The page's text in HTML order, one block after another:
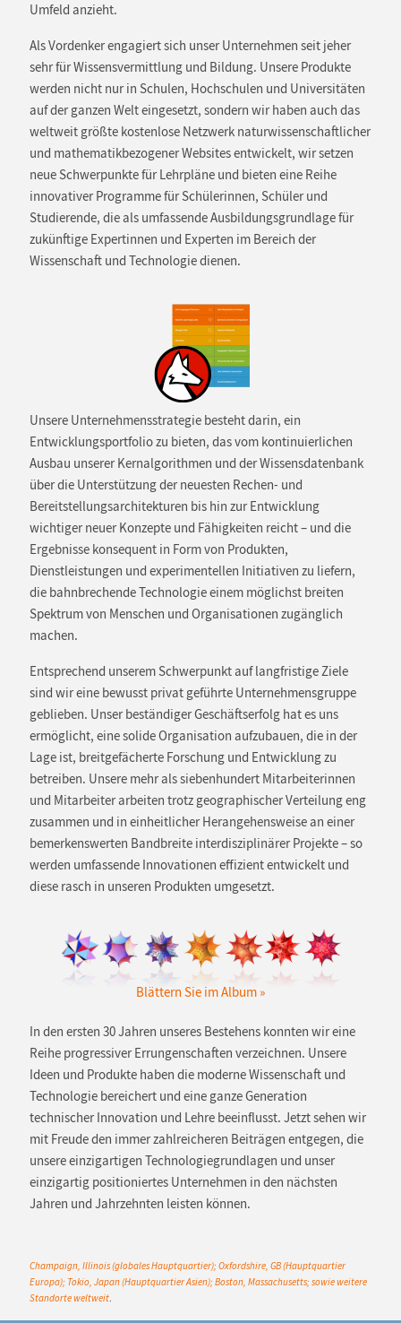
Umfeld anzieht.
Als Vordenker engagiert sich unser Unternehmen seit jeher
sehr für Wissensvermittlung und Bildung. Unsere Produkte
werden nicht nur in Schulen, Hochschulen und Universitäten
auf der ganzen Welt eingesetzt, sondern wir haben auch das
weltweit größte kostenlose Netzwerk naturwissenschaftlicher
und mathematikbezogener Websites entwickelt, wir setzen
neue Schwerpunkte für Lehrpläne und bieten eine Reihe
innovativer Programme für Schülerinnen, Schüler und
Studierende, die als umfassende Ausbildungsgrundlage für
zukünftige Expertinnen und Experten im Bereich der
Wissenschaft und Technologie dienen.
Unsere Unternehmensstrategie besteht darin, ein
Entwicklungsportfolio zu bieten, das vom kontinuierlichen
Ausbau unserer Kernalgorithmen und der Wissensdatenbank
über die Unterstützung der neuesten Rechen- und
Bereitstellungsarchitekturen bis hin zur Entwicklung
wichtiger neuer Konzepte und Fähigkeiten reicht – und die
Ergebnisse konsequent in Form von Produkten,
Dienstleistungen und experimentellen Initiativen zu liefern,
die bahnbrechende Technologie einem möglichst breiten
Spektrum von Menschen und Organisationen zugänglich
machen.
Entsprechend unserem Schwerpunkt auf langfristige Ziele
sind wir eine bewusst privat geführte Unternehmensgruppe
geblieben. Unser beständiger Geschäftserfolg hat es uns
ermöglicht, eine solide Organisation aufzubauen, die in der
Lage ist, breitgefächerte Forschung und Entwicklung zu
betreiben. Unsere mehr als siebenhundert Mitarbeiterinnen
und Mitarbeiter arbeiten trotz geographischer Verteilung eng
zusammen und in einheitlicher Herangehensweise an einer
bemerkenswerten Bandbreite interdisziplinärer Projekte – so
werden umfassende Innovationen effizient entwickelt und
diese rasch in unseren Produkten umgesetzt.
Blättern Sie im Album
In den ersten 30 Jahren unseres Bestehens konnten wir eine
Reihe progressiver Errungenschaften verzeichnen. Unsere
Ideen und Produkte haben die moderne Wissenschaft und
Technologie bereichert und eine ganze Generation
technischer Innovation und Lehre beeinflusst. Jetzt sehen wir
mit Freude den immer zahlreicheren Beiträgen entgegen, die
unsere einzigartigen Technologiegrundlagen und unser
einzigartig positioniertes Unternehmen in den nächsten
Jahren und Jahrzehnten leisten können.
Champaign, Illinois (globales Hauptquartier); Oxfordshire, GB (Hauptquartier
Europa); Tokio, Japan (Hauptquartier Asien); Boston, Massachusetts; sowie weitere
Standorte weltweit.